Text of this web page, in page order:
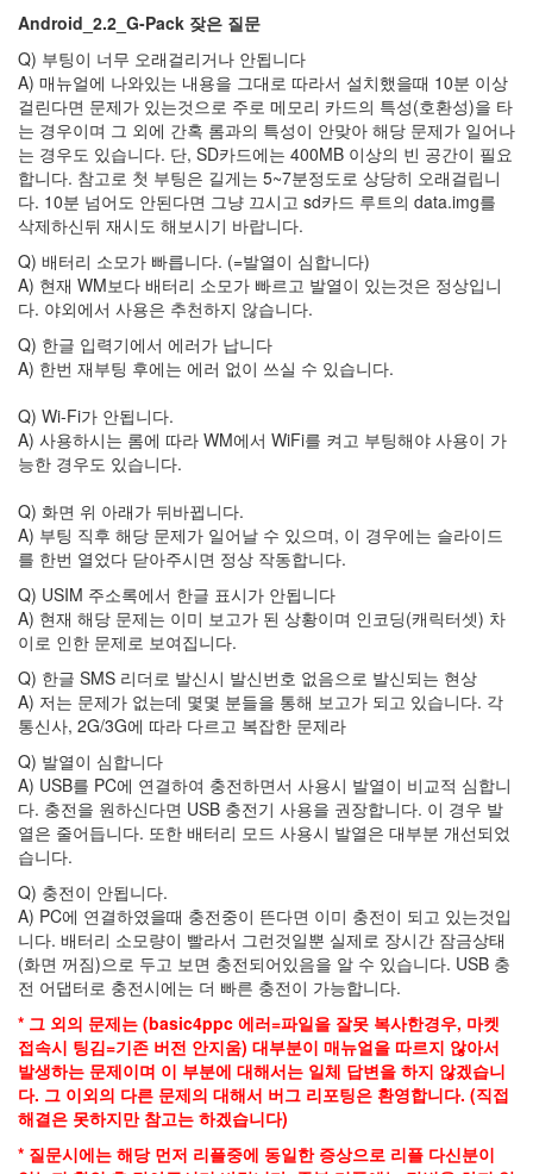
Android_2.2_G-Pack 잦은 질문
Q) 부팅이 너무 오래걸리거나 안됩니다
A) 매뉴얼에 나와있는 내용을 그대로 따라서 설치했을때 10분 이상
걸린다면 문제가 있는것으로 주로 메모리 카드의 특성(호환성)을 타
는 경우이며 그 외에 간혹 롬과의 특성이 안맞아 해당 문제가 일어나
는 경우도 있습니다. 단, SD카드에는 400MB 이상의 빈 공간이 필요
합니다. 참고로 첫 부팅은 길게는 5~7분정도로 상당히 오래걸립니
다. 10분 넘어도 안된다면 그냥 끄시고 sd카드 루트의 data.img를
삭제하신뒤 재시도 해보시기 바랍니다.
Q) 배터리 소모가 빠릅니다. (=발열이 심합니다)
A) 현재 WM보다 배터리 소모가 빠르고 발열이 있는것은 정상입니
다. 야외에서 사용은 추천하지 않습니다.
Q) 한글 입력기에서 에러가 납니다
A) 한번 재부팅 후에는 에러 없이 쓰실 수 있습니다.
Q) Wi-Fi가 안됩니다.
A) 사용하시는 롬에 따라 WM에서 WiFi를 켜고 부팅해야 사용이 가
능한 경우도 있습니다.
Q) 화면 위 아래가 뒤바뀝니다.
A) 부팅 직후 해당 문제가 일어날 수 있으며, 이 경우에는 슬라이드
를 한번 열었다 닫아주시면 정상 작동합니다.
Q) USIM 주소록에서 한글 표시가 안됩니다
A) 현재 해당 문제는 이미 보고가 된 상황이며 인코딩(캐릭터셋) 차
이로 인한 문제로 보여집니다.
Q) 한글 SMS 리더로 발신시 발신번호 없음으로 발신되는 현상
A) 저는 문제가 없는데 몇몇 분들을 통해 보고가 되고 있습니다. 각
통신사, 2G/3G에 따라 다르고 복잡한 문제라
Q) 발열이 심합니다
A) USB를 PC에 연결하여 충전하면서 사용시 발열이 비교적 심합니
다. 충전을 원하신다면 USB 충전기 사용을 권장합니다. 이 경우 발
열은 줄어듭니다. 또한 배터리 모드 사용시 발열은 대부분 개선되었
습니다.
Q) 충전이 안됩니다.
A) PC에 연결하였을때 충전중이 뜬다면 이미 충전이 되고 있는것입
니다. 배터리 소모량이 빨라서 그런것일뿐 실제로 장시간 잠금상태
(화면 꺼짐)으로 두고 보면 충전되어있음을 알 수 있습니다. USB 충
전 어댑터로 충전시에는 더 빠른 충전이 가능합니다.
* 그 외의 문제는 (basic4ppc 에러=파일을 잘못 복사한경우, 마켓
접속시 팅김=기존 버전 안지움) 대부분이 매뉴얼을 따르지 않아서
발생하는 문제이며 이 부분에 대해서는 일체 답변을 하지 않겠습니
다. 그 이외의 다른 문제의 대해서 버그 리포팅은 환영합니다. (직접
해결은 못하지만 참고는 하겠습니다)
* 질문시에는 해당 먼저 리플중에 동일한 증상으로 리플 다신분이
남
골
키
퍼
T43
할
부
지
피
리
모
스
맵
핑
마
야
저
작
법
문
학
기
젠
Cormicial
위
즈
티
무
미
롤
오
지
예
계
(?)